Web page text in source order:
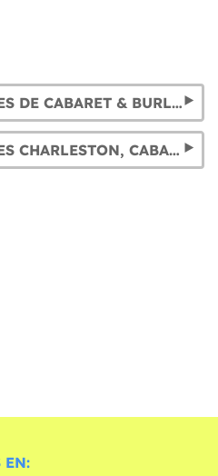
DISFRACES DE CABARET & BURLESQUE
DISFRACES CHARLESTON, CABARET Y GÁNGSTER: VIVE LOS LOCOS AÑOS 20
EN: